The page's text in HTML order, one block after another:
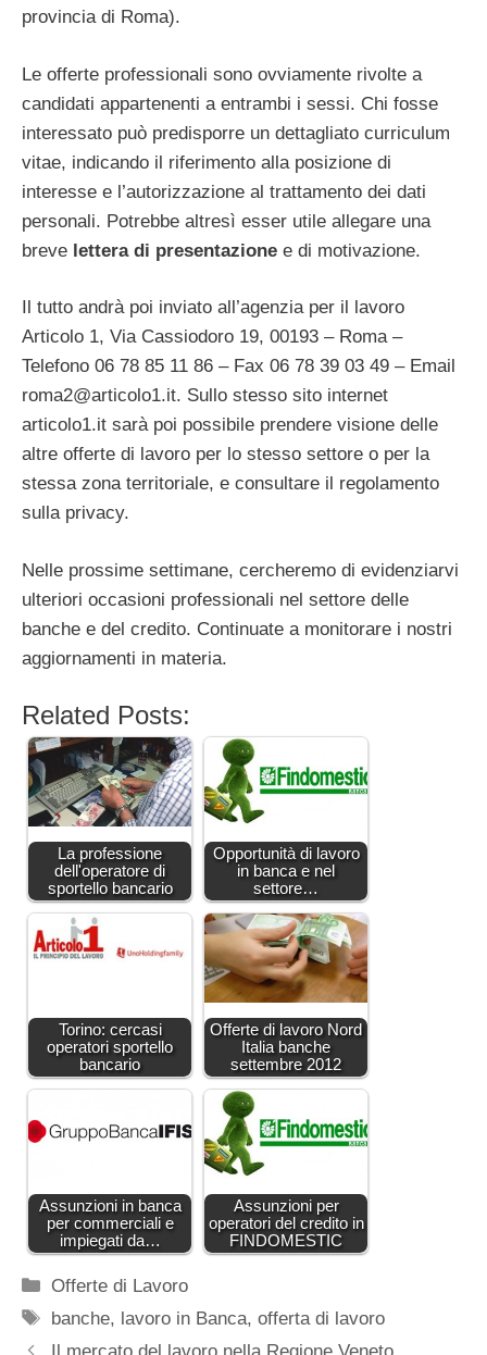
provincia di Roma).
Le offerte professionali sono ovviamente rivolte a
candidati appartenenti a entrambi i sessi. Chi fosse
interessato può predisporre un dettagliato curriculum
vitae, indicando il riferimento alla posizione di
interesse e l’autorizzazione al trattamento dei dati
personali. Potrebbe altresì esser utile allegare una
breve lettera di presentazione e di motivazione.
Il tutto andrà poi inviato all’agenzia per il lavoro
Articolo 1, Via Cassiodoro 19, 00193 – Roma –
Telefono 06 78 85 11 86 – Fax 06 78 39 03 49 – Email
roma2@articolo1.it. Sullo stesso sito internet
articolo1.it sarà poi possibile prendere visione delle
altre offerte di lavoro per lo stesso settore o per la
stessa zona territoriale, e consultare il regolamento
sulla privacy.
Nelle prossime settimane, cercheremo di evidenziarvi
ulteriori occasioni professionali nel settore delle
banche e del credito. Continuate a monitorare i nostri
aggiornamenti in materia.
Related Posts:
La professione
dell'operatore di
sportello bancario
Opportunità di lavoro
in banca e nel
settore…
Torino: cercasi
operatori sportello
bancario
Offerte di lavoro Nord
Italia banche
settembre 2012
Assunzioni in banca
per commerciali e
impiegati da…
Assunzioni per
operatori del credito in
FINDOMESTIC
Categorie
Offerte di Lavoro
Tag
banche, lavoro in Banca,offerta di lavoro